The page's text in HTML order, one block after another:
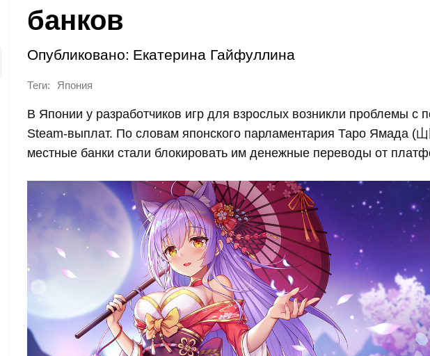
банков
Опубликовано: Екатерина Гайфуллина
Теги: Япония
В Японии у разработчиков игр для взрослых возникли проблемы с
Steam-выплат. По словам японского парламентария Таро Ямада (
местные банки стали блокировать им денежные переводы от